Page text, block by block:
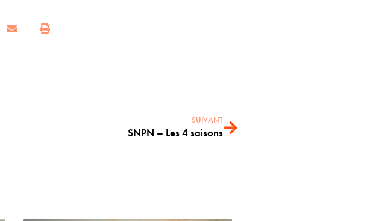
SUIVANT
SNPN – Les 4 saisons